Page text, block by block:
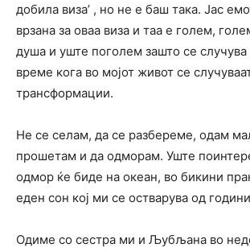
добила виза’ , но не е баш така. Јас
врзана за оваа виза и таа е голем,
душа и уште поголем зашто се случува
време кога во мојот живот се
трансформации.
Не се селам, да се разбереме, одам
прошетам и да одморам. Уште
одмор ќе биде на океан, во бикини
еден сон кој ми се остварува од
Одиме со сестра ми и Љубљана во